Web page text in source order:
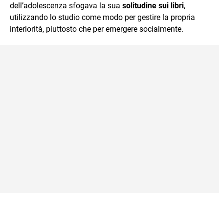
dell’adolescenza sfogava la sua solitudine sui libri,
utilizzando lo studio come modo per gestire la propria
interiorità, piuttosto che per emergere socialmente.